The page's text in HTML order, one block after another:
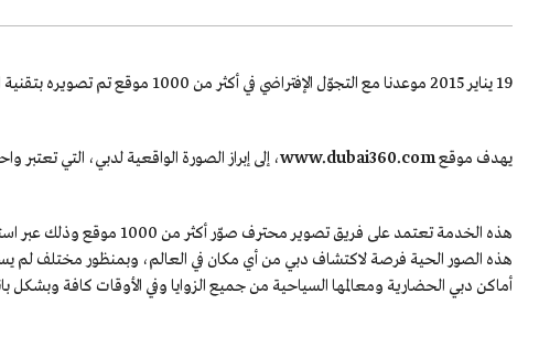
19 يناير 2015 موعدنا مع التجوّل الإفتراضي في أكثر من 1000 موقع تم تصويره بتقنية الـ360 درجة وهي من أحدث التقنيات في العالم.
يهدف موقعwww.dubai360.com، إلى إبراز الصورة الواقعية لدبي، التي
هذه الخدمة تعتمد على فريق
هذه الصور الحية فرصة لاكتشاف دبي من أي مكان في العالم، وبمنظور مختلف لم
أماكن دبي الحضارية ومعالمها السياحية من جميع الزوايا وفي الأوقات كافة وبشكل بانورامي بدوران 360 درجة،